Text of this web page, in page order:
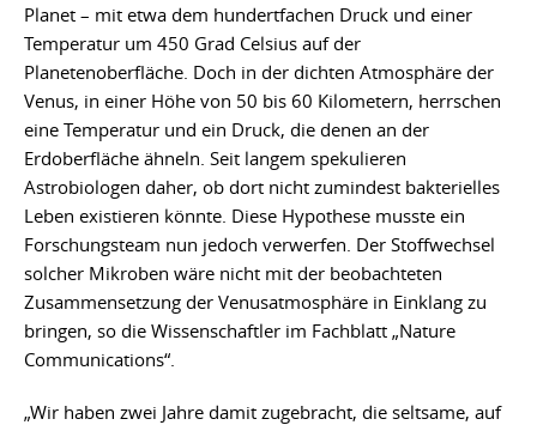
Planet – mit etwa dem hundertfachen Druck und einer
Temperatur um 450 Grad Celsius auf der
Planetenoberfläche. Doch in der dichten Atmosphäre der
Venus, in einer Höhe von 50 bis 60 Kilometern, herrschen
eine Temperatur und ein Druck, die denen an der
Erdoberfläche ähneln. Seit langem spekulieren
Astrobiologen daher, ob dort nicht zumindest bakterielles
Leben existieren könnte. Diese Hypothese musste ein
Forschungsteam nun jedoch verwerfen. Der Stoffwechsel
solcher Mikroben wäre nicht mit der beobachteten
Zusammensetzung der Venusatmosphäre in Einklang zu
bringen, so die Wissenschaftler im Fachblatt „Nature
Communications“.
„Wir haben zwei Jahre damit zugebracht, die seltsame, auf